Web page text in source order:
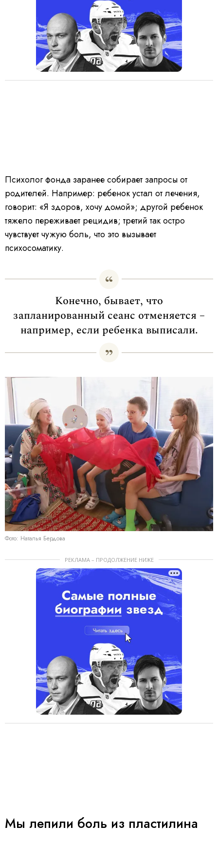
Психолог фонда заранее собирает запросы от
родителей. Например: ребенок устал от лечения,
говорит: «Я здоров, хочу домой»; другой ребенок
тяжело переживает рецидив; третий так остро
чувствует чужую боль, что это вызывает
психосоматику.
Конечно, бывает, что
запланированный сеанс отменяется –
например, если ребенка выписали.
Фото: Наталья Бердова
РЕКЛАМА – ПРОДОЛЖЕНИЕ НИЖЕ
Мы лепили боль из пластилина